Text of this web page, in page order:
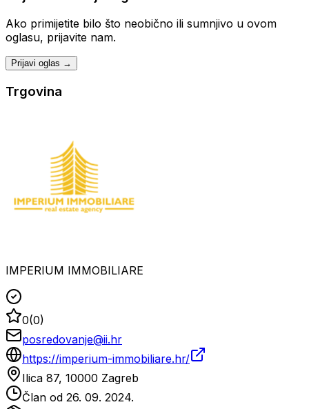
Ako primijetite bilo što neobično ili sumnjivo u ovom
oglasu, prijavite nam.
Prijavi oglas →
Trgovina
IMPERIUM IMMOBILIARE
0(0)
posredovanje@ii.hr
https://imperium-immobiliare.hr/
Ilica 87, 10000 Zagreb
Član od 26. 09. 2024.